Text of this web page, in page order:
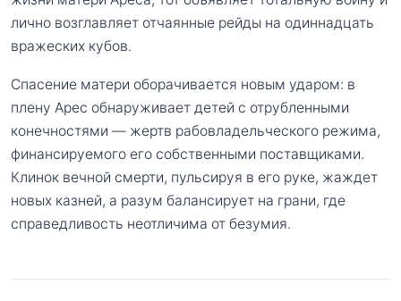
лично возглавляет отчаянные рейды на одиннадцать
вражеских кубов.
Спасение матери оборачивается новым ударом: в
плену Арес обнаруживает детей с отрубленными
конечностями — жертв рабовладельческого режима,
финансируемого его собственными поставщиками.
Клинок вечной смерти, пульсируя в его руке, жаждет
новых казней, а разум балансирует на грани, где
справедливость неотличима от безумия.